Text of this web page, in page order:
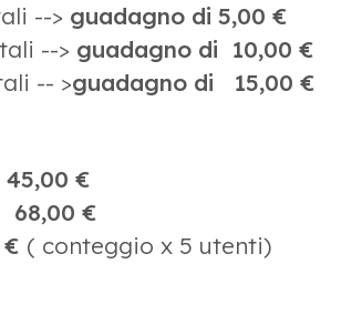
--> guadagno di 5,00 €
--> guadagno di 10,00 €
-- >guadagno di 15,00 €
€
68,00 €
( conteggio x 5 utenti)